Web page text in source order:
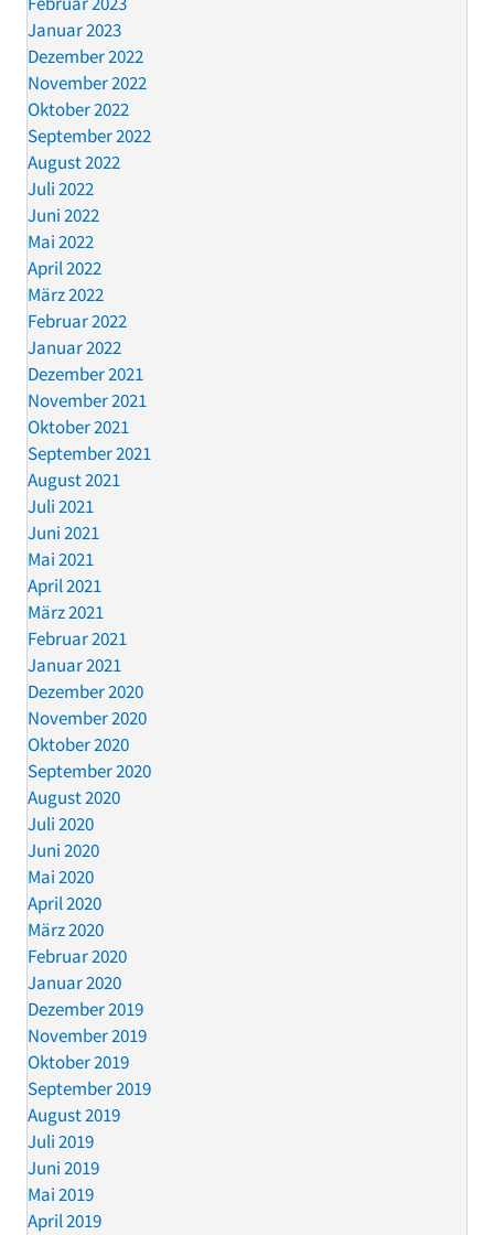
Januar 2023
Dezember 2022
November 2022
Oktober 2022
September 2022
August 2022
Juli 2022
Juni 2022
Mai 2022
April 2022
März 2022
Februar 2022
Januar 2022
Dezember 2021
November 2021
Oktober 2021
September 2021
August 2021
Juli 2021
Juni 2021
Mai 2021
April 2021
März 2021
Februar 2021
Januar 2021
Dezember 2020
November 2020
Oktober 2020
September 2020
August 2020
Juli 2020
Juni 2020
Mai 2020
April 2020
März 2020
Februar 2020
Januar 2020
Dezember 2019
November 2019
Oktober 2019
September 2019
August 2019
Juli 2019
Juni 2019
Mai 2019
April 2019